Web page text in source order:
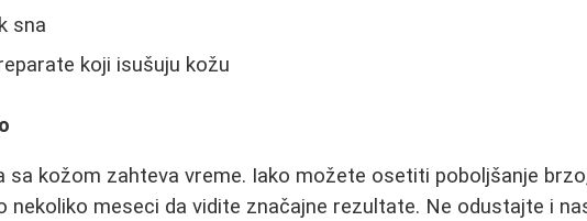
sna
koji isušuju kožu
sa kožom zahteva vreme. Iako možete osetiti poboljšanje
nekoliko meseci da vidite značajne rezultate. Ne odustajte i